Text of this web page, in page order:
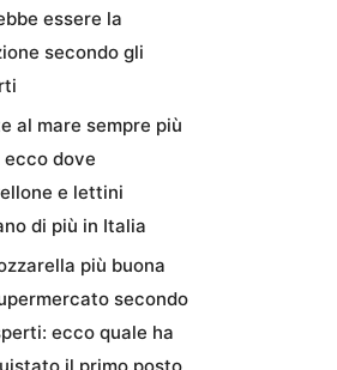
essere la
secondo gli
al mare sempre più
ecco dove
e lettini
di più in Italia
più buona
secondo
ecco quale ha